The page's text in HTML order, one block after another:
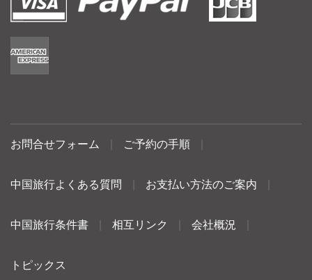
お問合せフォーム ご予約の手順
中国旅行よくある質問 お支払い方法のご案内
中国旅行条件書 相互リンク 会社概況
トピックス